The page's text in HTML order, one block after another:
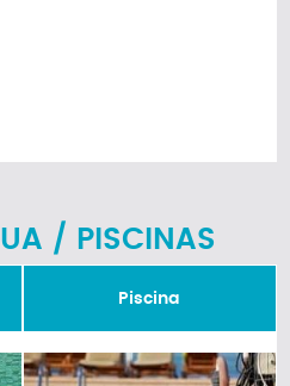
/ PISCINAS
Piscina